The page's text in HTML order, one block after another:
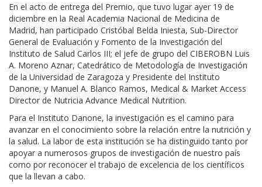
En el acto de entrega del Premio, que tuvo lugar ayer 19 de
diciembre en la Real Academia Nacional de Medicina de
Madrid, han participado Cristóbal Belda Iniesta, Sub-Director
General de Evaluación y Fomento de la Investigación del
Instituto de Salud Carlos III; el jefe de grupo del CIBEROBN Luis
A. Moreno Aznar, Catedrático de Metodología de Investigación
de la Universidad de Zaragoza y Presidente del Instituto
Danone, y Manuel A. Blanco Ramos, Medical & Market Access
Director de Nutricia Advance Medical Nutrition.
Para el Instituto Danone, la investigación es el camino para
avanzar en el conocimiento sobre la relación entre la nutrición y
la salud. La labor de esta institución se ha distinguido tanto por
apoyar a numerosos grupos de investigación de nuestro país
como por reconocer el trabajo de excelencia de los científicos
que la llevan a cabo.